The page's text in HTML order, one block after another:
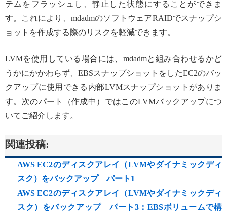
テムをフラッシュし、静止した状態にすることができま
す。これにより、mdadmのソフトウェアRAIDでスナップシ
ョットを作成する際のリスクを軽減できます。
LVMを使用している場合には、mdadmと組み合わせるかど
うかにかかわらず、EBSスナップショットをしたEC2のバッ
クアップに使用できる内部LVMスナップショットがありま
す。次のパート（作成中）ではこのLVMバックアップにつ
いてご紹介します。
関連投稿:
AWS EC2のディスクアレイ（LVMやダイナミックディ
スク）をバックアップ パート1
AWS EC2のディスクアレイ（LVMやダイナミックディ
スク）をバックアップ パート3：EBSボリュームで構